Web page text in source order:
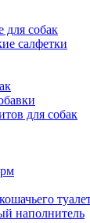
для собак
салфетки
для собак
наполнитель